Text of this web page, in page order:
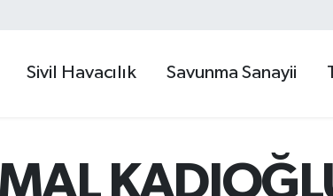
Sivil Havacılık Savunma Sanayii